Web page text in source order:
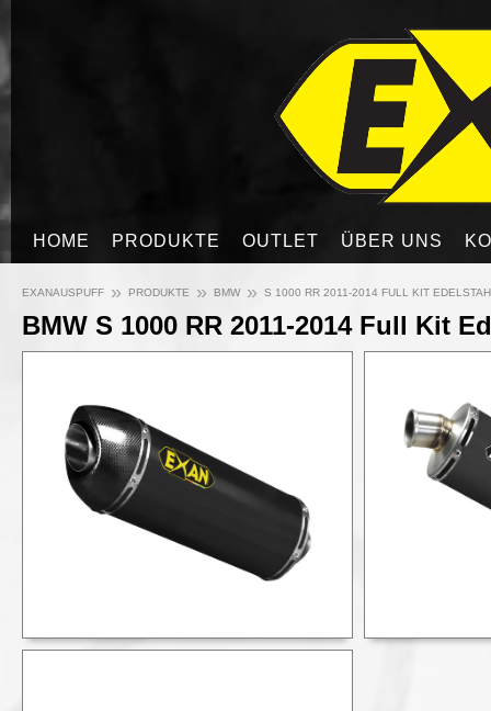
HOME PRODUKTE OUTLET ÜBER UNS
EXANAUSPUFF » PRODUKTE » BMW » S 1000 RR 2011-2014 FULL KIT
BMW S 1000 RR 2011-2014 Full Kit